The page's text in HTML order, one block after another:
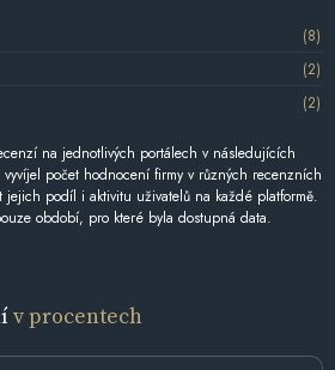
(8)
(2)
(2)
na jednotlivých portálech v následujících
počet hodnocení firmy v různých recenzních
podíl i aktivitu uživatelů na každé platformě.
období, pro které byla dostupná data.
v procentech